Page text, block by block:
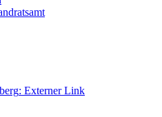
: Externer Link